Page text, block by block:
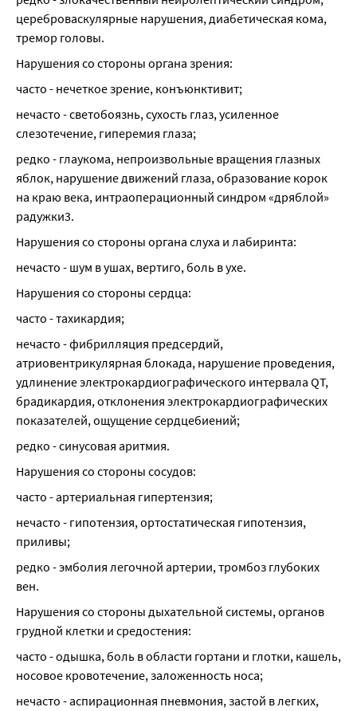
цереброваскулярные нарушения, диабетическая кома,
тремор головы.
Нарушения со стороны органа зрения:
часто - нечеткое зрение, конъюнктивит;
нечасто - светобоязнь, сухость глаз, усиленное
слезотечение, гиперемия глаза;
редко - глаукома, непроизвольные вращения глазных
яблок, нарушение движений глаза, образование корок
на краю века, интраоперационный синдром «дряблой»
радужки3.
Нарушения со стороны органа слуха и лабиринта:
нечасто - шум в ушах, вертиго, боль в ухе.
Нарушения со стороны сердца:
часто - тахикардия;
нечасто - фибрилляция предсердий,
атриовентрикулярная блокада, нарушение проведения,
удлинение электрокардиографического интервала QT,
брадикардия, отклонения электрокардиографических
показателей, ощущение сердцебиений;
редко - синусовая аритмия.
Нарушения со стороны сосудов:
часто - артериальная гипертензия;
нечасто - гипотензия, ортостатическая гипотензия,
приливы;
редко - эмболия легочной артерии, тромбоз глубоких
вен.
Нарушения со стороны дыхательной системы, органов
грудной клетки и средостения:
часто - одышка, боль в области гортани и глотки, кашель,
носовое кровотечение, заложенность носа;
нечасто - аспирационная пневмония, застой в легких,